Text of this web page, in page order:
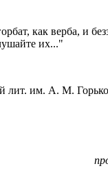
как верба, и
их..."
лит. им. А. М.